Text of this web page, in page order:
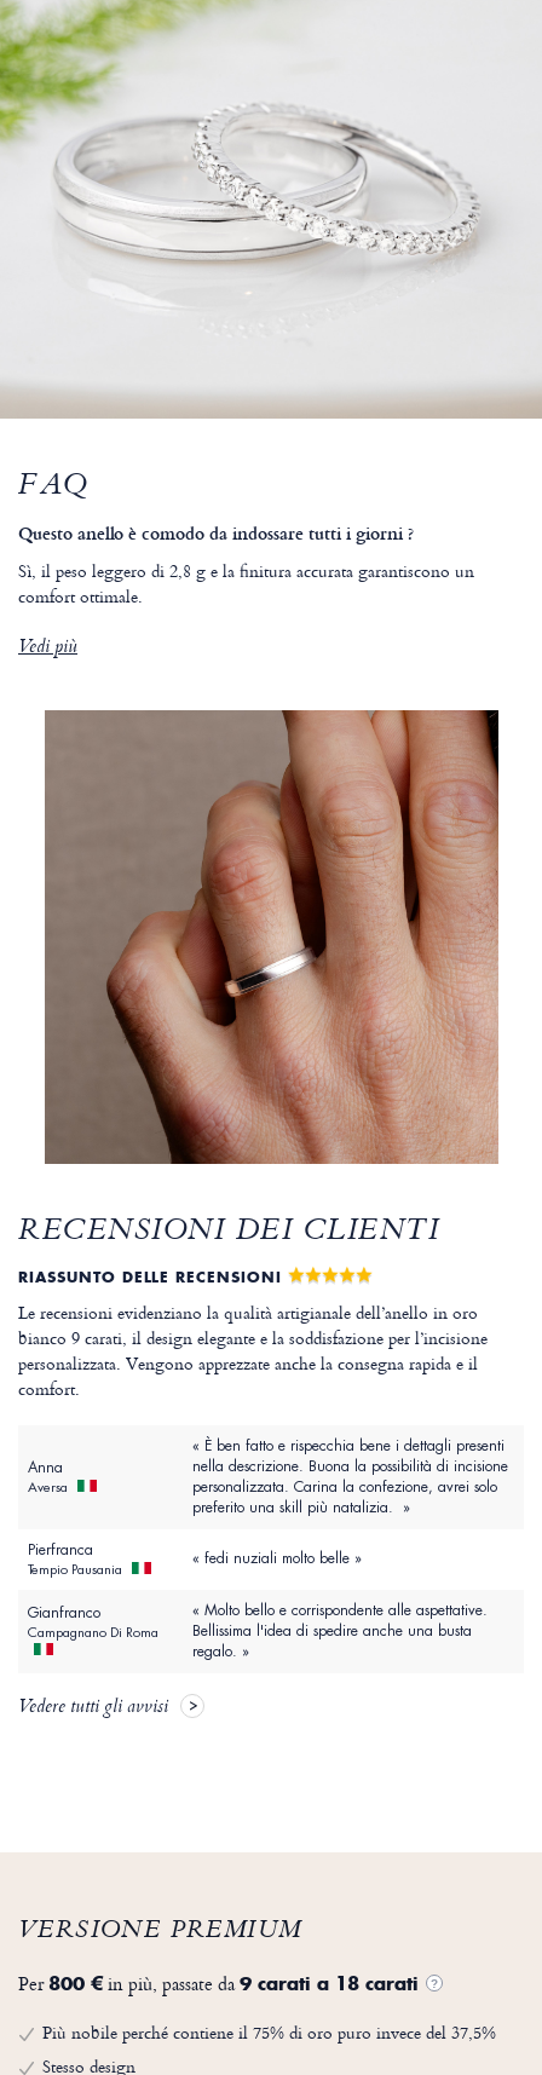
FAQ
Questo anello è comodo da indossare tutti i giorni ?
Sì, il peso leggero di 2,8 g e la finitura accurata garantiscono un
comfort ottimale.
Vedi più
RECENSIONI DEI CLIENTI
RIASSUNTO DELLE RECENSIONI
Le recensioni evidenziano la qualità artigianale dell’anello in oro
bianco 9 carati, il design elegante e la soddisfazione per l’incisione
personalizzata. Vengono apprezzate anche la consegna rapida e il
comfort.
Anna
Aversa
« È ben fatto e rispecchia bene i dettagli presenti
nella descrizione. Buona la possibilità di incisione
personalizzata. Carina la confezione, avrei solo
preferito una skill più natalizia. »
Pierfranca
Tempio Pausania
« fedi nuziali molto belle »
Gianfranco
Campagnano Di Roma
« Molto bello e corrispondente alle aspettative.
Bellissima l'idea di spedire anche una busta
regalo. »
Vedere tutti gli avvisi
VERSIONE PREMIUM
Per800 €in più, passate da9 carati a 18 carati ?
Più nobile perché contiene il 75% di oro puro invece del 37,5%
Stesso design